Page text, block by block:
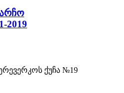
2019
ქუჩა №19